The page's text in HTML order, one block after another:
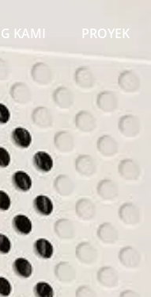
KAMI PROYEK